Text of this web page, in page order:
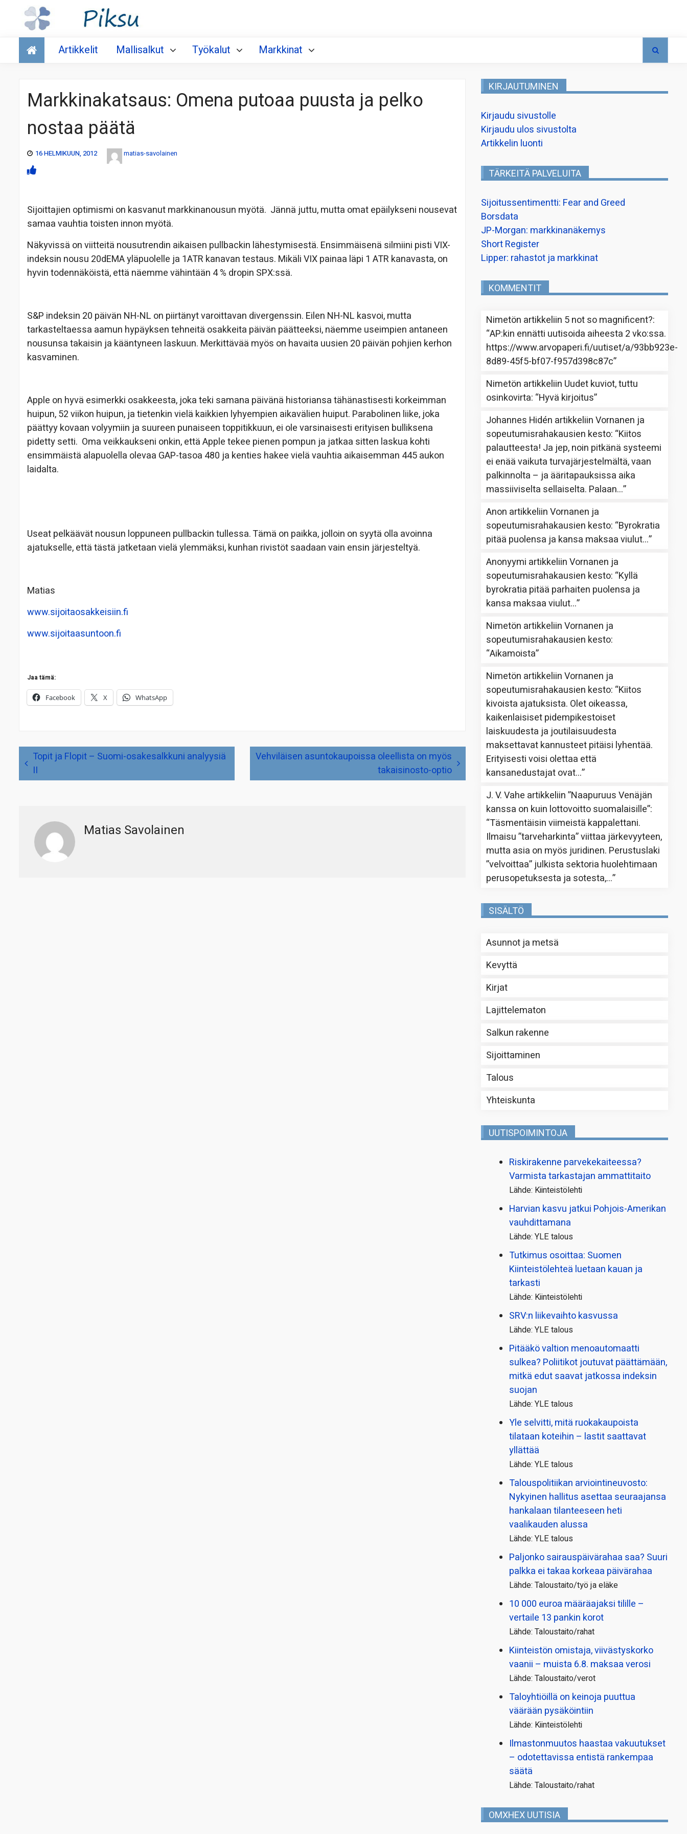
Talous
Artikkelit Mallisalkut Työkalut Markkinat
Markkinakatsaus: Omena putoaa puusta ja pelko
nostaa päätä
16 HELMIKUUN, 2012 matias-savolainen
Sijoittajien optimismi on kasvanut markkinanousun myötä. Jännä juttu, mutta omat epäilykseni nousevat
samaa vauhtia toisten innon myötä.
Näkyvissä on viitteitä nousutrendin aikaisen pullbackin lähestymisestä. Ensimmäisenä silmiini pisti VIX-
indeksin nousu 20dEMA yläpuolelle ja 1ATR kanavan testaus. Mikäli VIX painaa läpi 1 ATR kanavasta, on
hyvin todennäköistä, että näemme vähintään 4 % dropin SPX:ssä.
S&P indeksin 20 päivän NH-NL on piirtänyt varoittavan divergenssin. Eilen NH-NL kasvoi, mutta
tarkasteltaessa aamun hypäyksen tehneitä osakkeita päivän päätteeksi, näemme useimpien antaneen
nousunsa takaisin ja kääntyneen laskuun. Merkittävää myös on havaita uusien 20 päivän pohjien kerhon
kasvaminen.
Apple on hyvä esimerkki osakkeesta, joka teki samana päivänä historiansa tähänastisesti korkeimman
huipun, 52 viikon huipun, ja tietenkin vielä kaikkien lyhyempien aikavälien huiput. Parabolinen liike, joka
päättyy kovaan volyymiin ja suureen punaiseen toppitikkuun, ei ole varsinaisesti erityisen bulliksena
pidetty setti. Oma veikkaukseni onkin, että Apple tekee pienen pompun ja jatkaa sitten laskua kohti
ensimmäistä alapuolella olevaa GAP-tasoa 480 ja kenties hakee vielä vauhtia aikaisemman 445 aukon
laidalta.
Useat pelkäävät nousun loppuneen pullbackin tullessa. Tämä on paikka, jolloin on syytä olla avoinna
ajatukselle, että tästä jatketaan vielä ylemmäksi, kunhan rivistöt saadaan vain ensin järjesteltyä.
Matias
www.sijoitaosakkeisiin.fi
www.sijoitaasuntoon.fi
Jaa tämä:
Facebook X WhatsApp
Artikkelien
selausTopit ja Flopit – Suomi-osakesalkkuni analyysiä
II
Vehviläisen asuntokaupoissa oleellista on myös
takaisinosto-optio
Matias Savolainen
KIRJAUTUMINEN
Kirjaudu sivustolle
Kirjaudu ulos sivustolta
Artikkelin luonti
TÄRKEITÄ PALVELUITA
Sijoitussentimentti: Fear and Greed
Borsdata
JP-Morgan: markkinanäkemys
Short Register
Lipper: rahastot ja markkinat
KOMMENTIT
Nimetön artikkeliin 5 not so magnificent?:
“AP:kin ennätti uutisoida aiheesta 2 vko:ssa.
https://www.arvopaperi.fi/uutiset/a/93bb923e-
8d89-45f5-bf07-f957d398c87c”
Nimetön artikkeliin Uudet kuviot, tuttu
osinkovirta: “Hyvä kirjoitus”
Johannes Hidén artikkeliinVornanen ja
sopeutumisrahakausien kesto: “Kiitos
palautteesta! Ja jep, noin pitkänä systeemi
ei enää vaikuta turvajärjestelmältä, vaan
palkinnolta – ja ääritapauksissa aika
massiiviselta sellaiselta. Palaan…”
Anon artikkeliinVornanen ja
sopeutumisrahakausien kesto: “Byrokratia
pitää puolensa ja kansa maksaa viulut…”
Anonyymi artikkeliinVornanen ja
sopeutumisrahakausien kesto: “Kyllä
byrokratia pitää parhaiten puolensa ja
kansa maksaa viulut…”
Nimetön artikkeliinVornanen ja
sopeutumisrahakausien kesto:
“Aikamoista”
Nimetön artikkeliinVornanen ja
sopeutumisrahakausien kesto: “Kiitos
kivoista ajatuksista. Olet oikeassa,
kaikenlaisiset pidempikestoiset
laiskuudesta ja joutilaisuudesta
maksettavat kannusteet pitäisi lyhentää.
Erityisesti voisi olettaa että
kansanedustajat ovat…”
J. V. Vahe artikkeliin”Naapuruus Venäjän
kanssa on kuin lottovoitto suomalaisille”:
“Täsmentäisin viimeistä kappalettani.
Ilmaisu ”tarveharkinta” viittaa järkevyyteen,
mutta asia on myös juridinen. Perustuslaki
”velvoittaa” julkista sektoria huolehtimaan
perusopetuksesta ja sotesta,…”
SISÄLTÖ
Asunnot ja metsä
Kevyttä
Kirjat
Lajittelematon
Salkun rakenne
Sijoittaminen
Talous
Yhteiskunta
UUTISPOIMINTOJA
Riskirakenne parvekekaiteessa?
Varmista tarkastajan ammattitaito
Lähde: Kiinteistölehti
Harvian kasvu jatkui Pohjois-Amerikan
vauhdittamana
Lähde: YLE talous
Tutkimus osoittaa: Suomen
Kiinteistölehteä luetaan kauan ja
tarkasti
Lähde: Kiinteistölehti
SRV:n liikevaihto kasvussa
Lähde: YLE talous
Pitääkö valtion menoautomaatti
sulkea? Poliitikot joutuvat päättämään,
mitkä edut saavat jatkossa indeksin
suojan
Lähde: YLE talous
Yle selvitti, mitä ruokakaupoista
tilataan koteihin – lastit saattavat
yllättää
Lähde: YLE talous
Talous­politiikan arviointi­neuvosto:
Nykyinen hallitus asettaa seuraajansa
hankalaan tilanteeseen heti
vaalikauden alussa
Lähde: YLE talous
Paljonko sairauspäivä­rahaa saa? Suuri
palkka ei takaa korkeaa päivärahaa
Lähde: Taloustaito/työ ja eläke
10 000 euroa määräajaksi tilille –
vertaile 13 pankin korot
Lähde: Taloustaito/rahat
Kiinteistön omistaja, viivästyskorko
vaanii – muista 6.8. maksaa verosi
Lähde: Taloustaito/verot
Taloyhtiöillä on keinoja puuttua
väärään pysäköintiin
Lähde: Kiinteistölehti
Ilmastonmuutos haastaa vakuutukset
– odotettavissa entistä rankempaa
säätä
Lähde: Taloustaito/rahat
OMXHEX UUTISIA